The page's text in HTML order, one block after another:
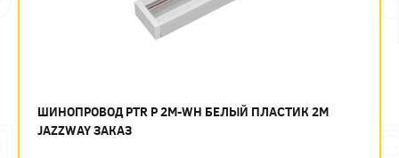
ШИНОПРОВОД PTR P 2M-WH БЕЛЫЙ ПЛАСТИК 2М
JAZZWAY ЗАКАЗ